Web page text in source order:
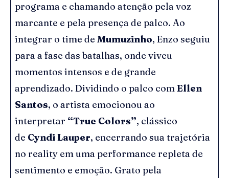
programa e chamando atenção pela voz
marcante e pela presença de palco. Ao
integrar o time de Mumuzinho, Enzo seguiu
para a fase das batalhas, onde viveu
momentos intensos e de grande
aprendizado. Dividindo o palco comEllen
Santos, o artista emocionou ao
interpretar “True Colors”, clássico
de Cyndi Lauper, encerrando sua trajetória
no reality em uma performance repleta de
sentimento e emoção. Grato pela